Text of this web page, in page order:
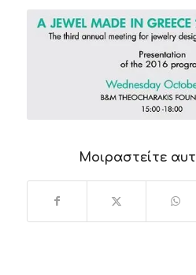
Μοιραστείτε